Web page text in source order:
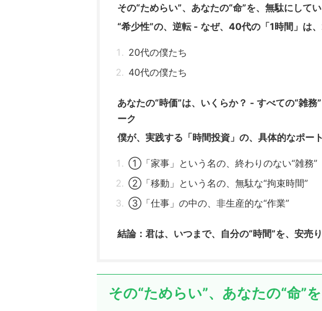
その“ためらい”、あなたの“命”を、無駄にして
“希少性”の、逆転 - なぜ、40代の「1時間」は
20代の僕たち
40代の僕たち
あなたの“時価”は、いくらか？ - すべての“雑
ーク
僕が、実践する「時間投資」の、具体的なポー
①「家事」という名の、終わりのない“雑務”
②「移動」という名の、無駄な“拘束時間”
③「仕事」の中の、非生産的な“作業”
結論：君は、いつまで、自分の“時間”を、安売
その“ためらい”、あなたの“命”